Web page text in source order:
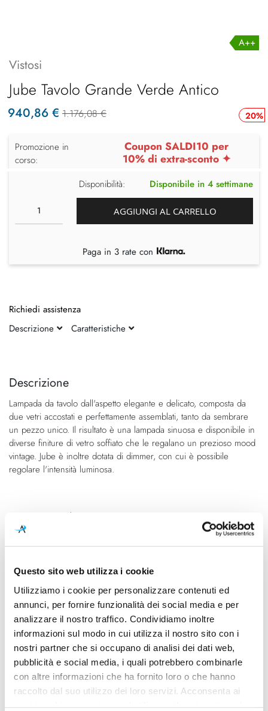
Questo sito web utilizza i cookie
Utilizziamo i cookie per personalizzare contenuti ed
annunci, per fornire funzionalità dei social media e per
analizzare il nostro traffico. Condividiamo inoltre
informazioni sul modo in cui utilizza il nostro sito con i
nostri partner che si occupano di analisi dei dati web,
pubblicità e social media, i quali potrebbero combinarle
con altre informazioni che ha fornito loro o che hanno
raccolto dal suo utilizzo dei loro servizi. Acconsenta ai
fine
galleria
di
immagini
della
di
immagini
Descrizione
Lampada da tavolo dall'aspetto elegante e delicato, composta da
due vetri accostati e perfettamente assemblati, tanto da sembrare
un pezzo unico. Il risultato è una lampada sinuosa e disponibile in
diverse finiture di vetro soffiato che le regalano un prezioso mood
vintage. Jube è inoltre dotata di dimmer, con cui è possibile
regolare l'intensità luminosa.
Caratteristiche
DIM4
Dimensioni
Ø 230mm x Ø 260mm - H
550mm
Sorgente luminosa
Led integrato
Potenza e attacco
13W - 3000K - 2000Lm
Dimmerazione
inclusa
Classe energetica
A++
Mpn
JUBE LT P VATR OS L34 15 CE
A++
Vistosi
Jube Tavolo Grande Verde Antico
20%
940,86 € 1.176,08 €
Promozione in
corso:
Coupon SALDI10 per
10% di extra-sconto ✦
Disponibilità: Disponibile in 4 settimane
AGGIUNGI AL CARRELLO
Paga in 3 rate con
Richiedi assistenza
Descrizione
Caratteristiche